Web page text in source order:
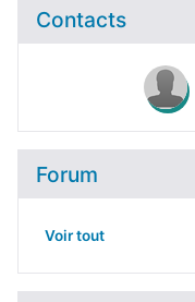
Contacts
Forum
Voir tout